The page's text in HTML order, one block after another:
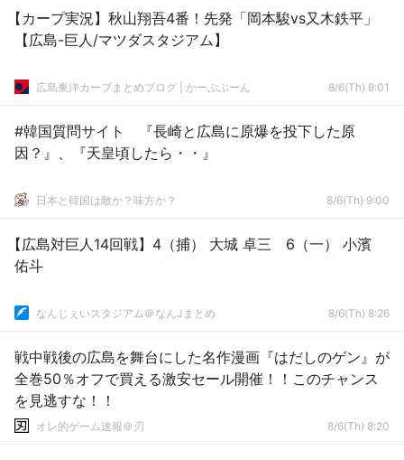
【カープ実況】秋山翔吾4番！先発「岡本駿vs又木鉄平」
【広島-巨人/マツダスタジアム】
広島東洋カープまとめブログ | かーぷぶーん 8/6(Th) 9:01
#韓国質問サイト 『長崎と広島に原爆を投下した原
因？』、『天皇頃したら・・』
日本と韓国は敵か？味方か？ 8/6(Th) 9:00
【広島対巨人14回戦】4（捕） 大城 卓三 6（一） 小濱
佑斗
なんじぇいスタジアム＠なんJまとめ 8/6(Th) 8:26
戦中戦後の広島を舞台にした名作漫画『はだしのゲン』が
全巻50％オフで買える激安セール開催！！このチャンス
を見逃すな！！
オレ的ゲーム速報＠刃 8/6(Th) 8:20